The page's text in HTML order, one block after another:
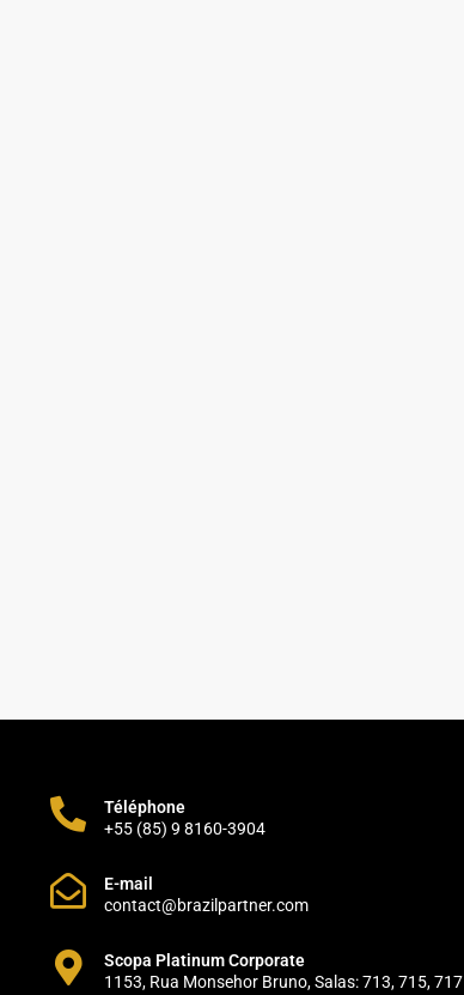
Téléphone
+55 (85) 9 8160-3904
E-mail
contact@brazilpartner.com
Scopa Platinum Corporate
1153, Rua Monsehor Bruno, Salas: 713, 715, 717